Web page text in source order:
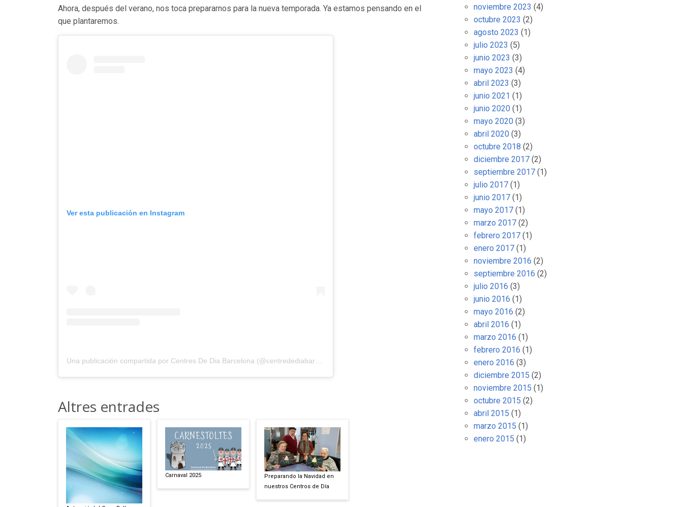
Ahora, después del verano, nos toca prepararnos para la nueva temporada. Ya estamos pensando en el
que plantaremos.
Ver esta publicación en Instagram
Altres entrades
Carnaval 2025
Preparando la Navidad en
nuestros Centros de Día
noviembre 2023 (4)
octubre 2023 (2)
agosto 2023 (1)
julio 2023 (5)
junio 2023 (3)
mayo 2023 (4)
abril 2023 (3)
junio 2021 (1)
junio 2020 (1)
mayo 2020 (3)
abril 2020 (3)
octubre 2018 (2)
diciembre 2017 (2)
septiembre 2017 (1)
julio 2017 (1)
junio 2017 (1)
mayo 2017 (1)
marzo 2017 (2)
febrero 2017 (1)
enero 2017 (1)
noviembre 2016 (2)
septiembre 2016 (2)
julio 2016 (3)
junio 2016 (1)
mayo 2016 (2)
abril 2016 (1)
marzo 2016 (1)
febrero 2016 (1)
enero 2016 (3)
diciembre 2015 (2)
noviembre 2015 (1)
octubre 2015 (2)
abril 2015 (1)
marzo 2015 (1)
enero 2015 (1)